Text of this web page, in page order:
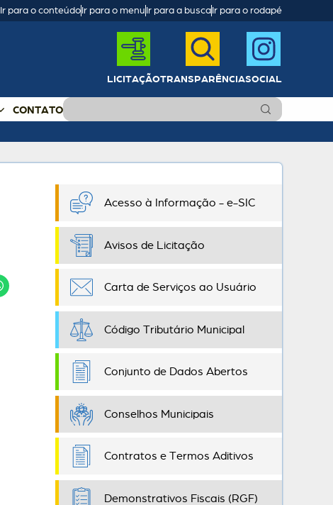
Ir para o conteúdoIr para o menu Ir para a buscaIr para o rodapé
LICITAÇÃOTRANSPARÊNCIASOCIAL
CONTATO
Acesso à Informação - e-SIC
Avisos de Licitação
Carta de Serviços ao Usuário
Código Tributário Municipal
Conjunto de Dados Abertos
Conselhos Municipais
Contratos e Termos Aditivos
Demonstrativos Fiscais (RGF)